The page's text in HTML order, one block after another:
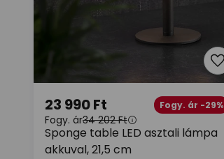
Sponge table LED asztali lámpa
akkuval, 21,5 cm
23 990 Ft Fogy. ár -29%
Fogy. ár34 202 Ft